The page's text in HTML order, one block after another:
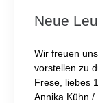
Neue
Wir freuen
vorstellen zu
Frese, liebes
Annika Kühn /